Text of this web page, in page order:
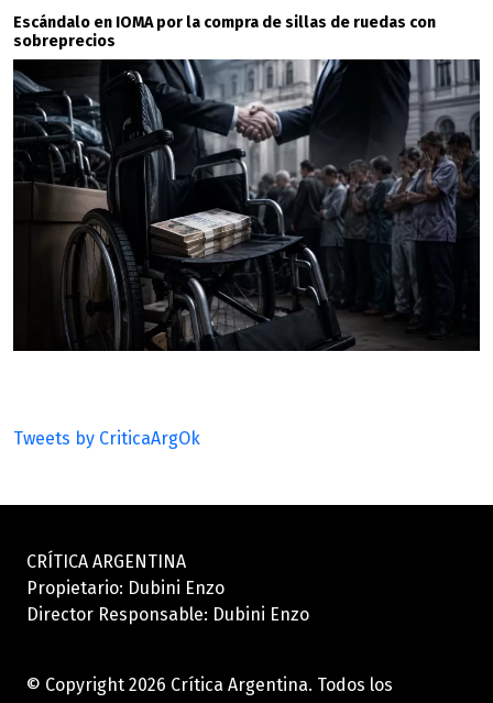
Escándalo en IOMA por la compra de sillas de ruedas con
sobreprecios
Tweets by CriticaArgOk
CRÍTICA ARGENTINA
Propietario: Dubini Enzo
Director Responsable: Dubini Enzo
© Copyright 2026 Crítica Argentina. Todos los